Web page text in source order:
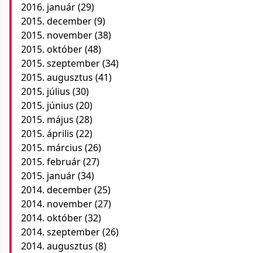
2016. január(29)
2015. december(9)
2015. november(38)
2015. október(48)
2015. szeptember(34)
2015. augusztus (41)
2015. július (30)
2015. június (20)
2015. május (28)
2015. április (22)
2015. március (26)
2015. február(27)
2015. január(34)
2014. december(25)
2014. november(27)
2014. október(32)
2014. szeptember(26)
2014. augusztus (8)